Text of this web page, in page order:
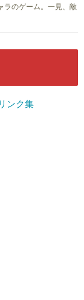
ラのゲーム。一見、敵
ンク集